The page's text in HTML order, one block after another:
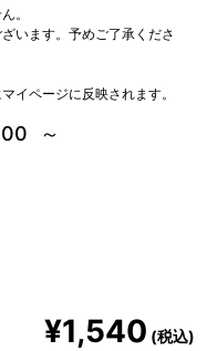
。
います。予めご了承くださ
イページに反映されます。
¥1,540 (税込)